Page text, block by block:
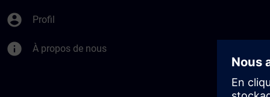
account_circle Profil
info À propos de nous